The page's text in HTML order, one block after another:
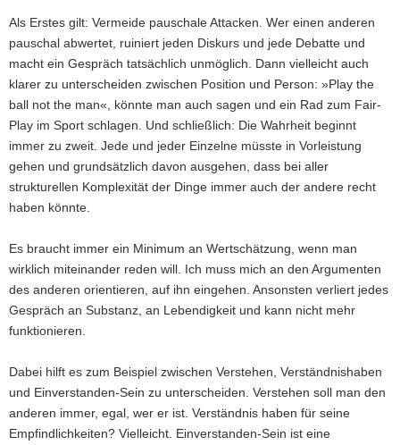
Als Erstes gilt: Vermeide pauschale Attacken. Wer einen anderen
pauschal abwertet, ruiniert jeden Diskurs und jede Debatte und
macht ein Gespräch tatsächlich unmöglich. Dann vielleicht auch
klarer zu unterscheiden zwischen Position und Person: »Play the
ball not the man«, könnte man auch sagen und ein Rad zum Fair-
Play im Sport schlagen. Und schließlich: Die Wahrheit beginnt
immer zu zweit. Jede und jeder Einzelne müsste in Vorleistung
gehen und grundsätzlich davon ausgehen, dass bei aller
strukturellen Komplexität der Dinge immer auch der andere recht
haben könnte.
Es braucht immer ein Minimum an Wertschätzung, wenn man
wirklich miteinander reden will. Ich muss mich an den Argumenten
des anderen orientieren, auf ihn eingehen. Ansonsten verliert jedes
Gespräch an Substanz, an Lebendigkeit und kann nicht mehr
funktionieren.
Dabei hilft es zum Beispiel zwischen Verstehen, Verständnishaben
und Einverstanden-Sein zu unterscheiden. Verstehen soll man den
anderen immer, egal, wer er ist. Verständnis haben für seine
Empfindlichkeiten? Vielleicht. Einverstanden-Sein ist eine